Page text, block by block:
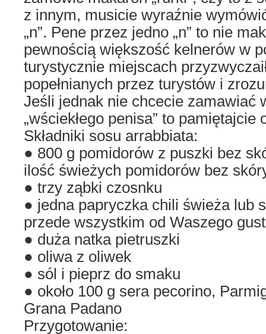
z innym, musicie wyraźnie
„n”. Pene przez jedno „n” to nie
pewnością większość kelnerów w
turystycznie miejscach
popełnianych przez turystów i
Jeśli jednak nie chcecie zamawiać
„wściekłego penisa” to pamiętajcie
Składniki sosu arrabbiata:
● 800 g pomidorów z puszki bez
ilość świeżych pomidorów bez
● trzy ząbki czosnku
● jedna papryczka chili świeża lub
przede wszystkim od Waszego
● duża natka pietruszki
● oliwa z oliwek
● sól i pieprz do smaku
● około 100 g sera pecorino,
Grana Padano
Przygotowanie: